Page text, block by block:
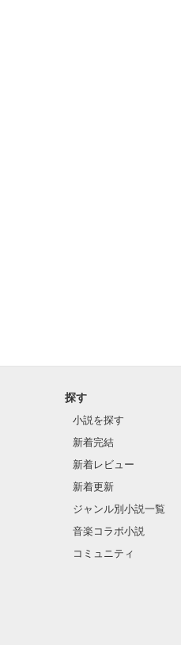
探す
小説を探す
新着完結
新着レビュー
新着更新
ジャンル別小説一覧
音楽コラボ小説
コミュニティ